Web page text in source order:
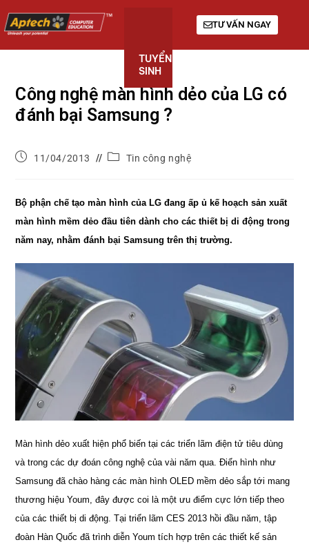
TUYỂN
SINH
TƯ VẤN NGAY
Công nghệ màn hình dẻo của LG có
đánh bại Samsung ?
11/04/2013 Tin công nghệ
Bộ phận chế tạo màn hình của LG đang ấp ủ kế hoạch sản xuất
màn hình mềm dẻo đầu tiên dành cho các thiết bị di động trong
năm nay, nhằm đánh bại Samsung trên thị trường.
Màn hình dẻo xuất hiện phổ biến tại các triển lãm điện tử tiêu dùng
và trong các dự đoán công nghệ của vài năm qua. Điển hình như
Samsung đã chào hàng các màn hình OLED mềm dẻo sắp tới mang
thương hiệu Youm, đây được coi là một ưu điểm cực lớn tiếp theo
của các thiết bị di động. Tại triển lãm CES 2013 hồi đầu năm, tập
đoàn Hàn Quốc đã trình diễn Youm tích hợp trên các thiết kế sản